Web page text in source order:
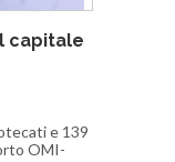
capitale
e 139
OMI-